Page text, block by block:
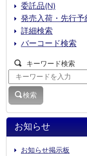
お知らせ
お知らせ掲示板
委託品(N)
発売入荷・先行予
詳細検索
バーコード検索
キーワード検索
検索